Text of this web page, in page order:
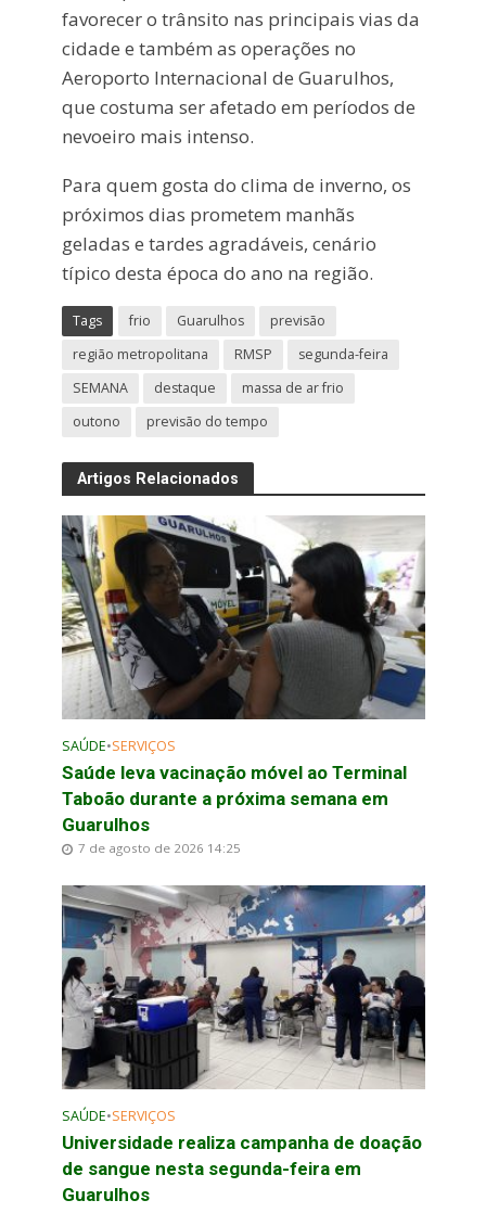
favorecer o trânsito nas principais vias da
cidade e também as operações no
Aeroporto Internacional de Guarulhos,
que costuma ser afetado em períodos de
nevoeiro mais intenso.
Para quem gosta do clima de inverno, os
próximos dias prometem manhãs
geladas e tardes agradáveis, cenário
típico desta época do ano na região.
Tags frio Guarulhos
previsão
região metropolitana
RMSP
segunda-feira
SEMANA
destaque
massa de ar frio
outono
previsão do tempo
Artigos Relacionados
SAÚDE•SERVIÇOS
Saúde leva vacinação móvel ao Terminal
Taboão durante a próxima semana em
Guarulhos
7 de agosto de 2026 14:25
SAÚDE•SERVIÇOS
Universidade realiza campanha de doação
de sangue nesta segunda-feira em
Guarulhos